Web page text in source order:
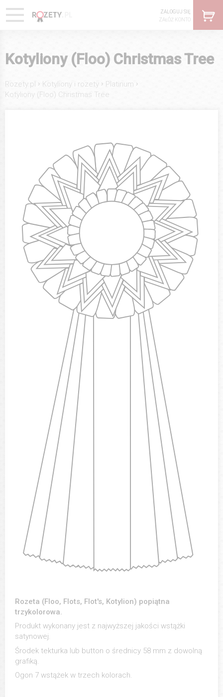
ZALOGUJ SIĘ
ZAŁÓŻ KONTO
Kotyliony (Floo) Christmas Tree
Rozety.pl › Kotyliony i rozety › Platinum ›
Kotyliony (Floo) Christmas Tree
Rozeta (Floo, Flots, Flot's, Kotylion) popiątna
trzykolorowa.
Produkt wykonany jest z najwyższej jakości wstążki
satynowej.
Środek tekturka lub button o średnicy 58 mm z dowolną
grafiką.
Ogon 7 wstążek w trzech kolorach.